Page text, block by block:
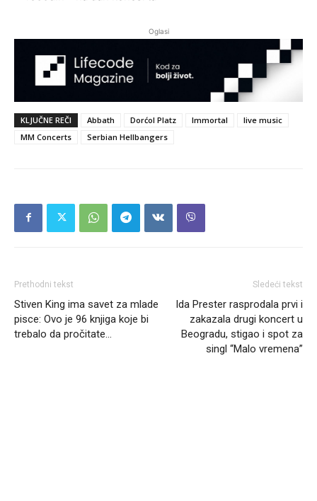
Oglasi
KLJUČNE REČI Abbath Dorćol Platz Immortal
live music
MM Concerts
Serbian Hellbangers
Prethodni tekst
Stiven King ima savet za mlade
pisce: Ovo je 96 knjiga koje bi
trebalo da pročitate…
Sledeći tekst
Ida Prester rasprodala prvi i
zakazala drugi koncert u
Beogradu, stigao i spot za
singl “Malo vremena”